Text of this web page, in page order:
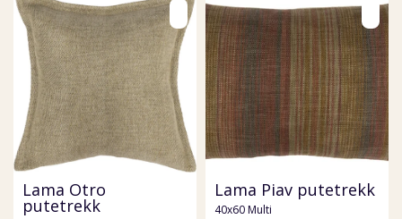
Lama Otro
putetrekk
Lama Piav putetrekk
40x60 Multi